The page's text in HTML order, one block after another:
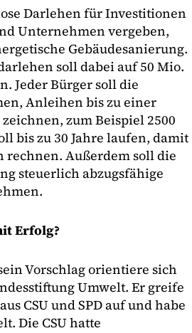
Darlehen für Investitionen
Unternehmen vergeben,
Gebäudesanierung.
soll dabei auf 50 Mio.
Jeder Bürger soll die
Anleihen bis zu einer
zum Beispiel 2500
bis zu 30 Jahre laufen, damit
rechnen. Außerdem soll die
steuerlich abzugsfähige
Erfolg?
Vorschlag orientiere sich
Umwelt. Er greife
CSU und SPD auf und habe
Die CSU hatte